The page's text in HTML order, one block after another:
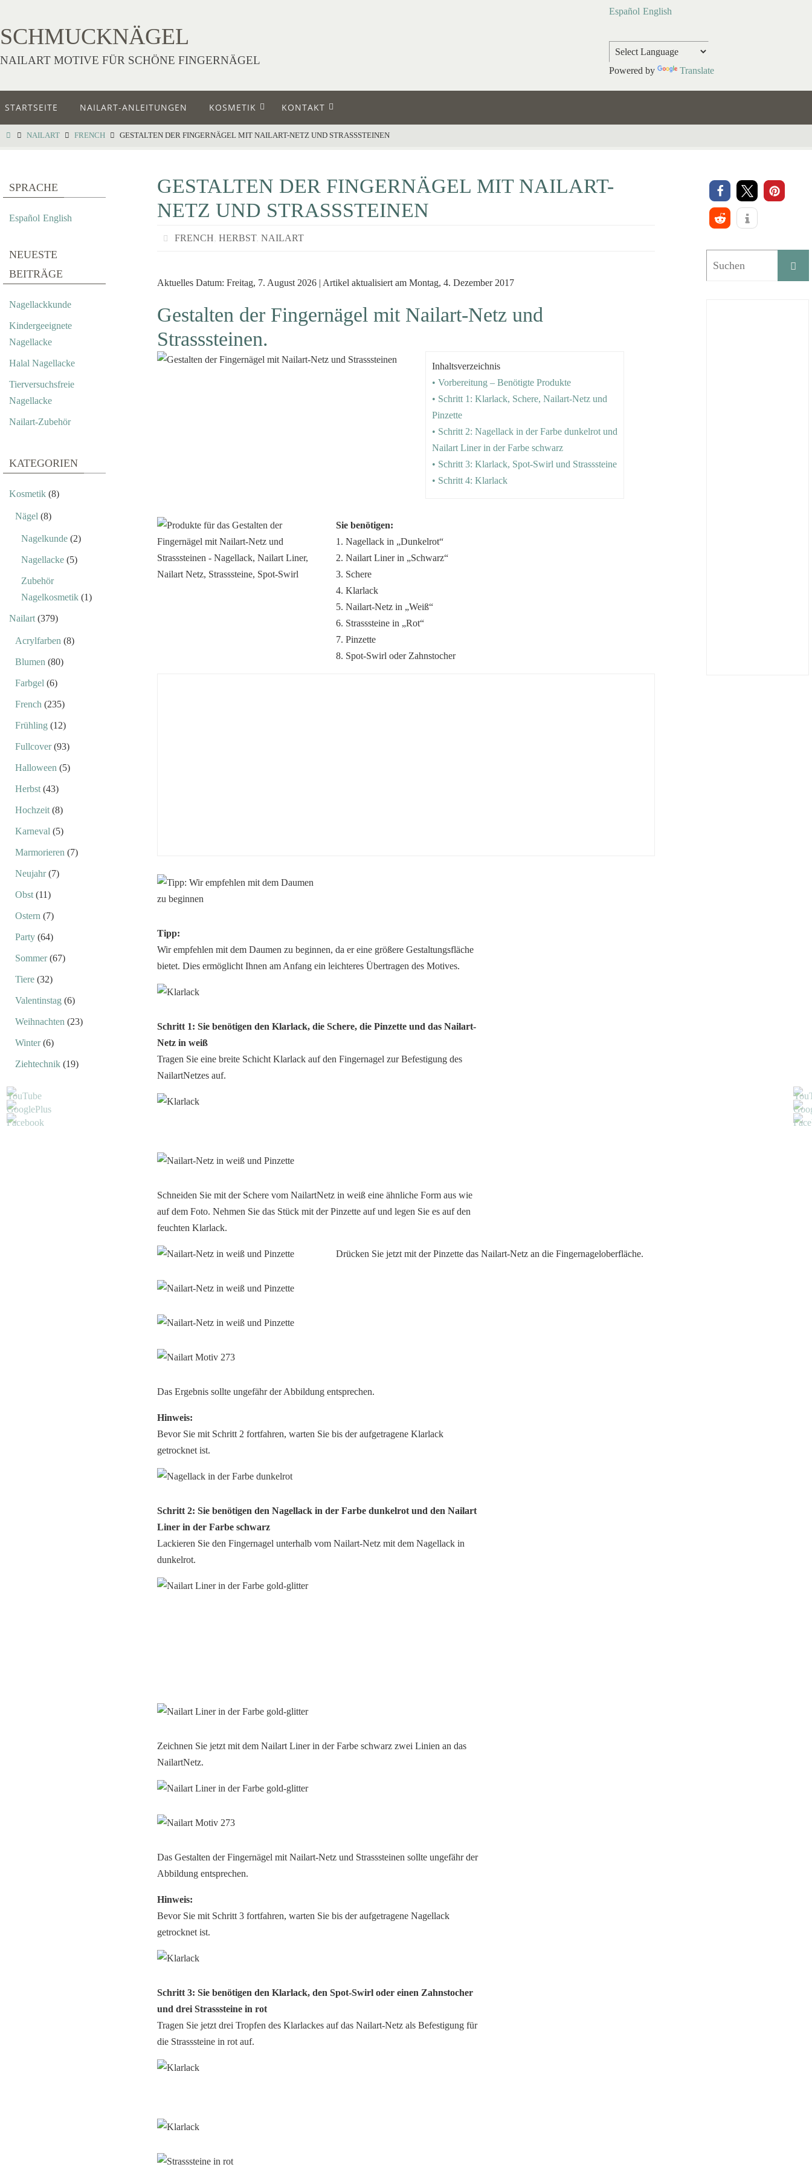
SCHMUCKNÄGEL
NAILART MOTIVE FÜR SCHÖNE FINGERNÄGEL
Español English
Powered by Translate
STARTSEITE NAILART-ANLEITUNGEN KOSMETIK KONTAKT
NAILART FRENCH GESTALTEN DER FINGERNÄGEL MIT NAILART-NETZ UND STRASSSTEINEN
GESTALTEN DER FINGERNÄGEL MIT NAILART-
NETZ UND STRASSSTEINEN
FRENCH, HERBST, NAILART
Aktuelles Datum: Freitag, 7. August 2026 | Artikel aktualisiert am Montag, 4. Dezember 2017
Gestalten der Fingernägel mit Nailart-Netz und
Strasssteinen.
Inhaltsverzeichnis
• Vorbereitung – Benötigte Produkte
• Schritt 1: Klarlack, Schere, Nailart-Netz und
Pinzette
• Schritt 2: Nagellack in der Farbe dunkelrot und
Nailart Liner in der Farbe schwarz
• Schritt 3: Klarlack, Spot-Swirl und Strasssteine
• Schritt 4: Klarlack
Sie benötigen:
1. Nagellack in „Dunkelrot“
2. Nailart Liner in „Schwarz“
3. Schere
4. Klarlack
5. Nailart-Netz in „Weiß“
6. Strasssteine in „Rot“
7. Pinzette
8. Spot-Swirl oder Zahnstocher
Tipp:
Wir empfehlen mit dem Daumen zu beginnen, da er eine größere Gestaltungsfläche
bietet. Dies ermöglicht Ihnen am Anfang ein leichteres Übertragen des Motives.
Schritt 1: Sie benötigen den Klarlack, die Schere, die Pinzette und das Nailart-
Netz in weiß
Tragen Sie eine breite Schicht Klarlack auf den Fingernagel zur Befestigung des
NailartNetzes auf.
Schneiden Sie mit der Schere vom NailartNetz in weiß eine ähnliche Form aus wie
auf dem Foto. Nehmen Sie das Stück mit der Pinzette auf und legen Sie es auf den
feuchten Klarlack.
Drücken Sie jetzt mit der Pinzette das Nailart-Netz an die Fingernageloberfläche.
Das Ergebnis sollte ungefähr der Abbildung entsprechen.
Hinweis:
Bevor Sie mit Schritt 2 fortfahren, warten Sie bis der aufgetragene Klarlack
getrocknet ist.
Schritt 2: Sie benötigen den Nagellack in der Farbe dunkelrot und den Nailart
Liner in der Farbe schwarz
Lackieren Sie den Fingernagel unterhalb vom Nailart-Netz mit dem Nagellack in
dunkelrot.
Zeichnen Sie jetzt mit dem Nailart Liner in der Farbe schwarz zwei Linien an das
NailartNetz.
Das Gestalten der Fingernägel mit Nailart-Netz und Strasssteinen sollte ungefähr der
Abbildung entsprechen.
Hinweis:
Bevor Sie mit Schritt 3 fortfahren, warten Sie bis der aufgetragene Nagellack
getrocknet ist.
Schritt 3: Sie benötigen den Klarlack, den Spot-Swirl oder einen Zahnstocher
und drei Strasssteine in rot
Tragen Sie jetzt drei Tropfen des Klarlackes auf das Nailart-Netz als Befestigung für
die Strasssteine in rot auf.
SPRACHE
Español English
NEUESTE
BEITRÄGE
Nagellackkunde
Kindergeeignete
Nagellacke
Halal Nagellacke
Tierversuchsfreie
Nagellacke
Nailart-Zubehör
KATEGORIEN
Kosmetik (8)
Nägel (8)
Nagelkunde (2)
Nagellacke (5)
Zubehör
Nagelkosmetik (1)
Nailart (379)
Acrylfarben (8)
Blumen (80)
Farbgel (6)
French (235)
Frühling (12)
Fullcover(93)
Halloween (5)
Herbst (43)
Hochzeit (8)
Karneval (5)
Marmorieren (7)
Neujahr(7)
Obst (11)
Ostern (7)
Party (64)
Sommer(67)
Tiere (32)
Valentinstag (6)
Weihnachten (23)
Winter(6)
Ziehtechnik (19)